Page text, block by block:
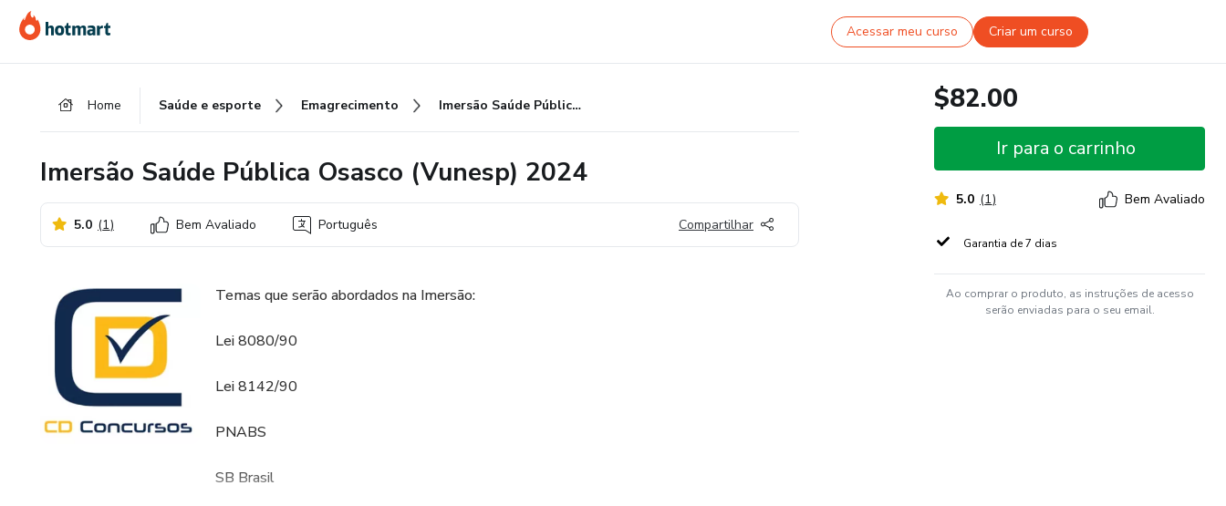
para
o
para
o
para
o
Acessar meu curso Criar um curso
Home Saúde e esporte Emagrecimento Imersão Saúde Pública Osasco (Vunesp) 2024
Imersão Saúde Pública Osasco (Vunesp) 2024
5.0 (1) Bem Avaliado Português Compartilhar
Temas que serão abordados na Imersão:
Lei 8080/90
Lei 8142/90
PNABS
SB Brasil
$82.00
Ir para o carrinho
5.0 (1) Bem Avaliado
Garantia de 7 dias
Ao comprar o produto, as instruções de acesso
serão enviadas para o seu email.